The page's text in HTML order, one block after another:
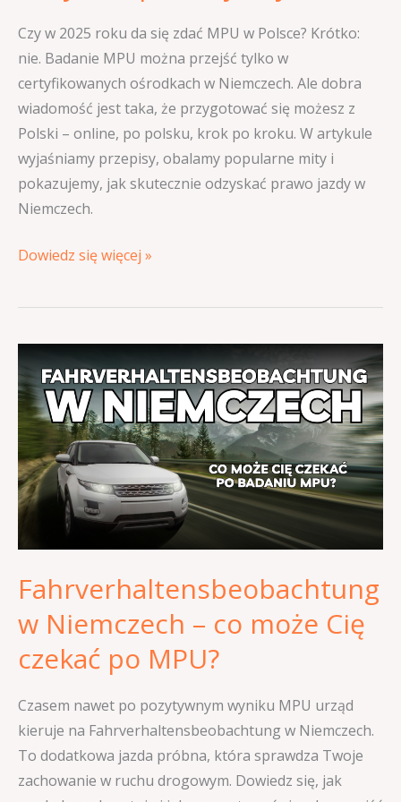
Czy w 2025 roku da się zdać MPU w Polsce? Krótko:
nie. Badanie MPU można przejść tylko w
certyfikowanych ośrodkach w Niemczech. Ale dobra
wiadomość jest taka, że przygotować się możesz z
Polski – online, po polsku, krok po kroku. W artykule
wyjaśniamy przepisy, obalamy popularne mity i
pokazujemy, jak skutecznie odzyskać prawo jazdy w
Niemczech.
Dowiedz się więcej »
Fahrverhaltensbeobachtung
w Niemczech – co może Cię
czekać po MPU?
Czasem nawet po pozytywnym wyniku MPU urząd
kieruje na Fahrverhaltensbeobachtung w Niemczech.
To dodatkowa jazda próbna, która sprawdza Twoje
zachowanie w ruchu drogowym. Dowiedz się, jak
Fahrverhaltensbeobachtung
w
Niemczech
–
co
może
Cię
po
MPU?